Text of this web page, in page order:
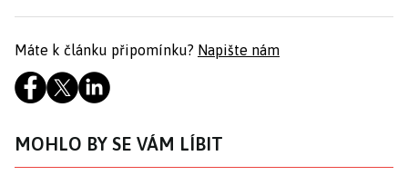
Máte k článku připomínku? Napište nám
MOHLO BY SE VÁM LÍBIT